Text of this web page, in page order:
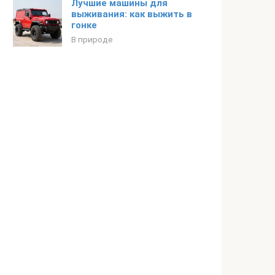
Лучшие машины для
выживания: как выжить в
гонке
В природе